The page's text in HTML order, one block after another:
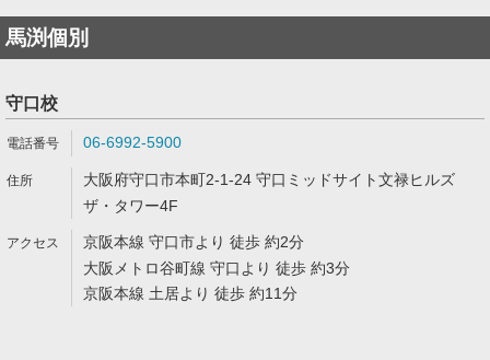
馬渕個別
守口校
06-6992-5900
大阪府守口市本町2-1-24 守口ミッドサイト文禄ヒルズ
ザ・タワー4F
京阪本線 守口市より 徒歩 約2分
大阪メトロ谷町線 守口より 徒歩 約3分
京阪本線 土居より 徒歩 約11分